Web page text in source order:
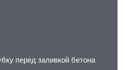
перед заливкой бетона